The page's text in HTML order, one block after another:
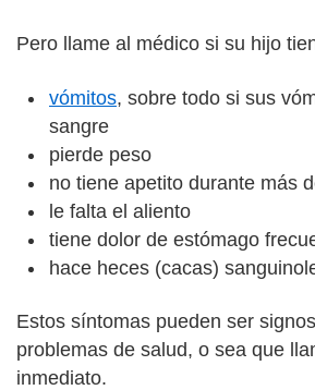
Pero llame al médico si su hijo
vómitos, sobre todo si sus
sangre
pierde peso
no tiene apetito durante más
le falta el aliento
tiene dolor de estómago
hace heces (cacas)
Estos síntomas pueden ser
problemas de salud, o sea que
inmediato.